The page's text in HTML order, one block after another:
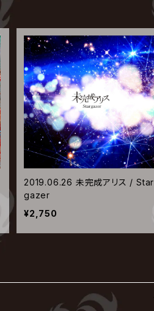
2019.06.26 未完成アリス / Star
gazer
¥2,750